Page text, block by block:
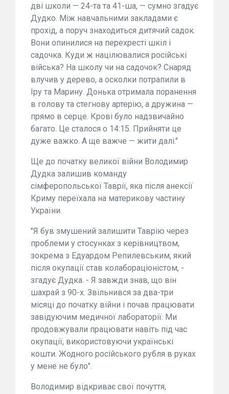
дві школи — 24-та та 41-ша, — сумно згадує
Дудко. Між навчальними закладами є
прохід, а поруч знаходиться дитячий садок.
Вони опинилися на перехресті шкіл і
садочка. Куди ж націлювалися російські
війська? На школу чи на садочок? Снаряд
влучив у дерево, а осколки потрапили в
Іру та Марину. Донька отримала поранення
в голову та стегнову артерію, а дружина —
прямо в серце. Крові було надзвичайно
багато. Це сталося о 14:15. Прийняти це
дуже важко. А ще важче — жити далі."
Ще до початку великої війни Володимир
Дудка залишив команду
сімферопольської Таврії, яка після анексії
Криму переїхала на материкову частину
України.
"Я був змушений залишити Таврію через
проблеми у стосунках з керівництвом,
зокрема з Едуардом Репилевським, який
після окупації став колабораціоністом, -
згадує Дудка. - Я завжди знав, що він
шахрай з 90-х. Звільнився за два-три
місяці до початку війни і почав працювати
завідуючим медичної лабораторії. Ми
продовжували працювати навіть під час
окупації, використовуючи українські
кошти. Жодного російського рубля в руках
у мене не було".
Володимир відкриває свої почуття,